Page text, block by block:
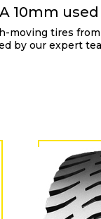
10mm
moving tires
by our expert